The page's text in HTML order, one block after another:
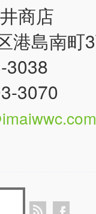
商店
港島南町
3038
3070